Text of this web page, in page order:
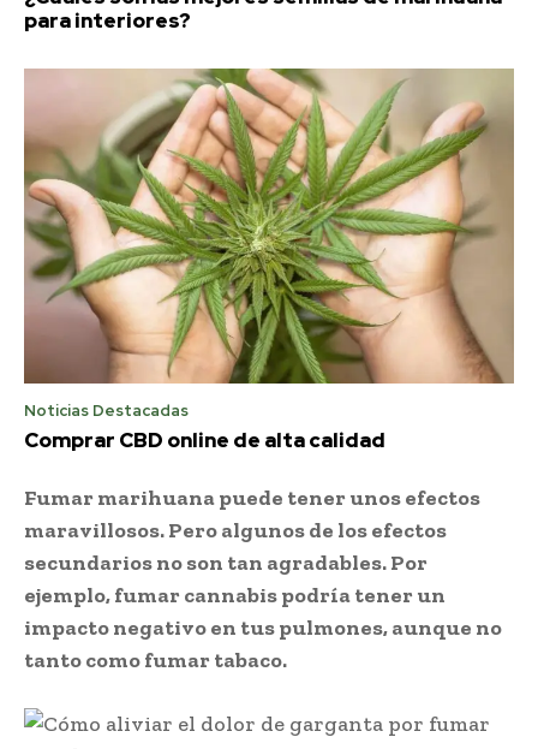
para interiores?
Noticias Destacadas
Comprar CBD online de alta calidad
Fumar marihuana puede tener unos efectos
maravillosos. Pero algunos de los efectos
secundarios no son tan agradables. Por
ejemplo, fumar cannabis podría tener un
impacto negativo en tus pulmones, aunque no
tanto como fumar tabaco.